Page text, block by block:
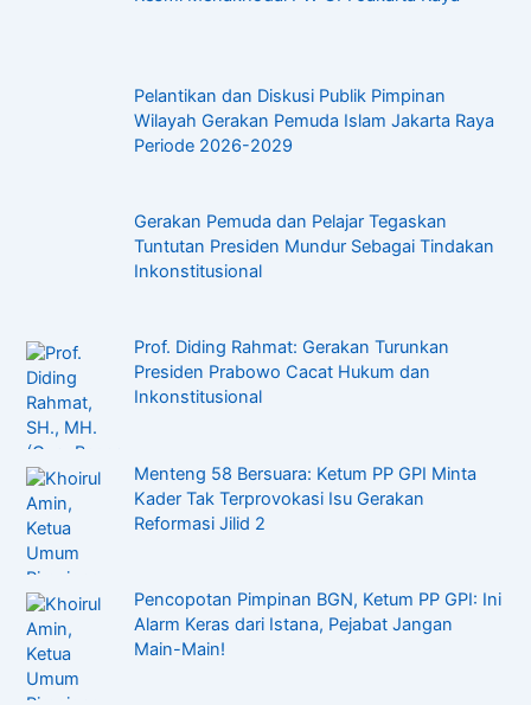
Pelantikan dan Diskusi Publik Pimpinan
Wilayah Gerakan Pemuda Islam Jakarta Raya
Periode 2026-2029
Gerakan Pemuda dan Pelajar Tegaskan
Tuntutan Presiden Mundur Sebagai Tindakan
Inkonstitusional
Prof. Diding Rahmat: Gerakan Turunkan
Presiden Prabowo Cacat Hukum dan
Inkonstitusional
Menteng 58 Bersuara: Ketum PP GPI Minta
Kader Tak Terprovokasi Isu Gerakan
Reformasi Jilid 2
Pencopotan Pimpinan BGN, Ketum PP GPI: Ini
Alarm Keras dari Istana, Pejabat Jangan
Main-Main!